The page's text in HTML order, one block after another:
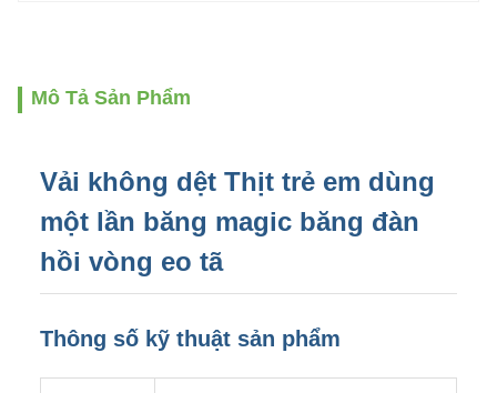
Mô Tả Sản Phẩm
Vải không dệt Thịt trẻ em dùng
một lần băng magic băng đàn
hồi vòng eo tã
Thông số kỹ thuật sản phẩm